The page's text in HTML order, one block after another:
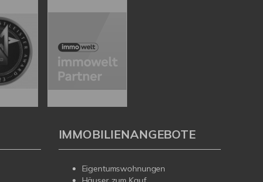
IMMOBILIENANGEBOTE
Eigentumswohnungen